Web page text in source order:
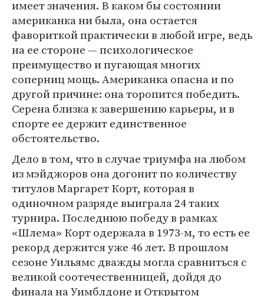
имеет значения. В каком бы состоянии
американка ни была, она остается
фавориткой практически в любой игре, ведь
на ее стороне — психологическое
преимущество и пугающая многих
соперниц мощь. Американка опасна и по
другой причине: она торопится победить.
Серена близка к завершению карьеры, и в
спорте ее держит единственное
обстоятельство.
Дело в том, что в случае триумфа на любом
из мэйджоров она догонит по количеству
титулов Маргарет Корт, которая в
одиночном разряде выиграла 24 таких
турнира. Последнюю победу в рамках
«Шлема» Корт одержала в 1973-м, то есть ее
рекорд держится уже 46 лет. В прошлом
сезоне Уильямс дважды могла сравниться с
великой соотечественницей, дойдя до
финала на Уимблдоне и Открытом